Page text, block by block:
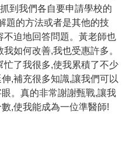
到我們各自要申請學校的
題的方法或者是其他的技
不迫地回答問題。黃老師也
如何改善,我也受惠許多。
了我很多,使我累積了不少
,補充很多知識,讓我們可以
。真的非常謝謝甄戰,讓我
,使我能成為一位準醫師!